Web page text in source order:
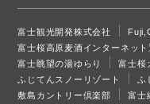
富士観光開発株式会社
富士桜高原麦酒インターネット
富士眺望の湯ゆらり
富士桜
ふじてんスノーリゾート
ふ
敷島カントリー倶楽部
富士